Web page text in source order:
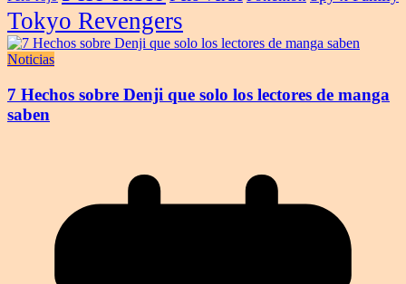
Tokyo Revengers
Noticias
7 Hechos sobre Denji que solo los lectores de manga
saben